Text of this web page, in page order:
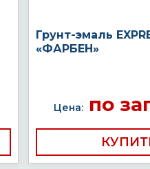
Грунт-эмаль
«ФАРБЕН»
Цена:по